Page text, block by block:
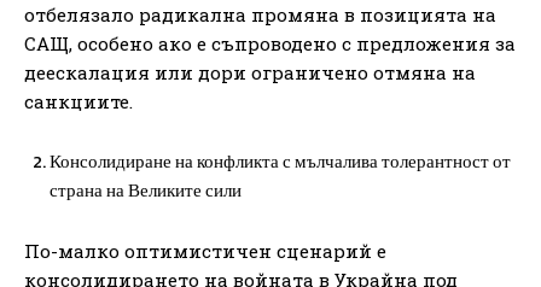
отбелязало радикална промяна в позицията на
САЩ, особено ако е съпроводено с предложения за
деескалация или дори ограничено отмяна на
санкциите.
Консолидиране на конфликта с мълчалива толерантност от
страна на Великите сили
По-малко оптимистичен сценарий е
консолидирането на войната в Украйна под